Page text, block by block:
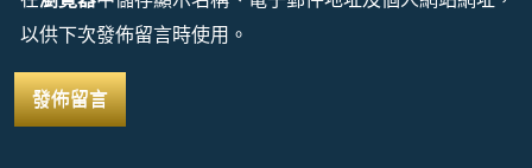
以供下次發佈留言時使用。